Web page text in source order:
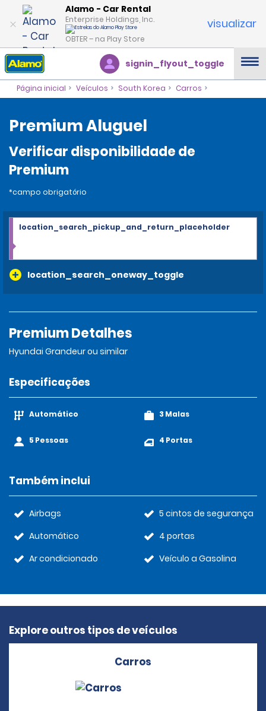
Alamo - Car Rental
Enterprise Holdings, Inc.
OBTER – na Play Store
visualizar
signin_flyout_toggle
Página inicial Veículos South Korea Carros
Premium Aluguel
Verificar disponibilidade de
Premium
*campo obrigatório
location_search_oneway_toggle
location_search_pickup_and_return_placeholder
Premium Detalhes
Hyundai Grandeur ou similar
Especificações
Automático
5 Pessoas
3 Malas
4 Portas
Também inclui
Airbags
Automático
Ar condicionado
5 cintos de segurança
4 portas
Veículo a Gasolina
Explore outros tipos de veículos
Carros